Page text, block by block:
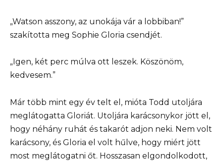
„Watson asszony, az unokája vár a lobbiban!”
szakította meg Sophie Gloria csendjét.
„Igen, két perc múlva ott leszek. Köszönöm,
kedvesem.”
Már több mint egy év telt el, mióta Todd utoljára
meglátogatta Gloriát. Utoljára karácsonykor jött el,
hogy néhány ruhát és takarót adjon neki. Nem volt
karácsony, és Gloria el volt hűlve, hogy miért jött
most meglátogatni őt. Hosszasan elgondolkodott,